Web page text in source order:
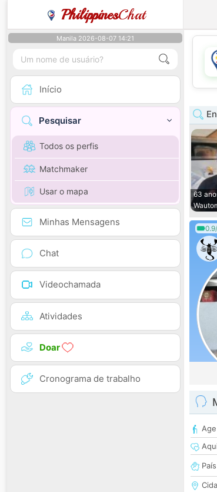
PhilippinesChat
Manila 2026-08-07 14:21
Início
Pesquisar
Todos os perfis
Matchmaker
Usar o mapa
Minhas Mensagens
Chat
Videochamada
Atividades
Doar
Cronograma de trabalho
63
Age
País